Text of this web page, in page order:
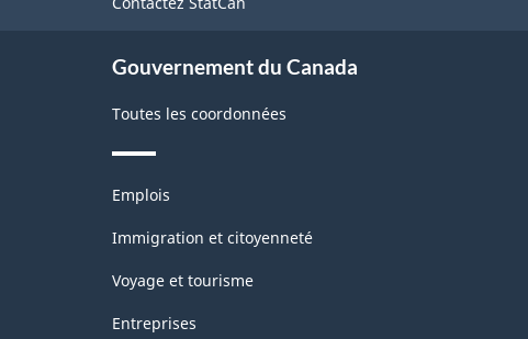
(SCIAN)
2012
-
Structure
de
la
Gouvernement du Canada
Toutes les coordonnées
Thèmes
sujets
Emplois
Immigration et citoyenneté
Voyage et tourisme
Entreprises